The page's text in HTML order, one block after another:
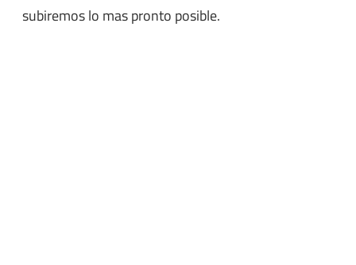
subiremos lo mas pronto posible.